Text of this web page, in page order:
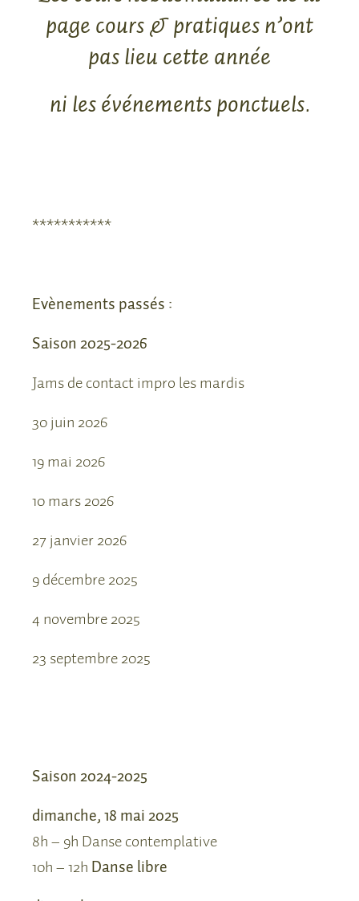
pagecours & pratiquesn’ont
pas lieu cette année
ni les événements ponctuels.
***********
Evènements passés :
Saison 2025-2026
Jams de contact impro les mardis
30 juin 2026
19 mai 2026
10 mars 2026
27 janvier 2026
9 décembre 2025
4 novembre 2025
23 septembre 2025
Saison 2024-2025
dimanche, 18 mai 2025
8h – 9h Danse contemplative
10h – 12h Danse libre